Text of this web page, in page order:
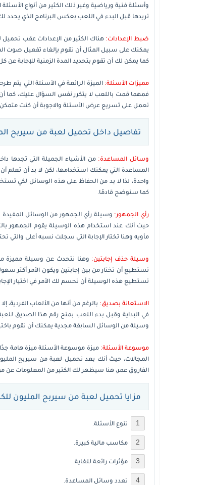
وأسئلة فنية ورياضية وغير ذلك الكثير من أنواع
تريدها قبل البدء في اللعب بعكس البرنامج الذي يحدد
ضبط الإعدادات: هناك الكثير من الإعدادات عقب
يمكنك على سبيل المثال أن تقوم بإلغاء تفعيل صوت
كما يمكن لك أن تقوم بتحديد المدة الزمنية للإجابة
مميزات الأسئلة: الميزة الرائعة في الأسئلة التي يتم
فمهما قمت باللعب لا يتكرر نفس السؤال عليك، كما
تعمل على تسريع عرض الأسئلة والاجوبة أن كنت
تفاصيل داخل تحميل لعبة من سيربح
وسائل المساعدة:
المساعدة التي يمكنك استخدامها، لكن لا بد أن
واحدة، لذا لا بد من الحفاظ على هذه الوسائل لكي
كما سنوضح قادمًا.
رأي الجمهور: وسيلة رأي الجمهور من الوسائل
حيث أنك عند استخدام هذه الوسيلة يقوم الجمهور
مأويه وهنا تختار الإجابة التي سجلت نسبه أعلى والتي
وسيلة حذف إجابتين: وهنا نتحدث عن وسيلة مميزة
تستطيع أن تختار من بين إجابتين ويكون الأمر أكثر
تستطيع هذه الوسيلة أن تحسم لك الأمر في اختيار
الاستعانة بصديق: بالرغم من أنها من الألعاب
في البداية وقبل بدء اللعب بمنح رقم هذا الصديق
وسيلة من الوسائل السابقة مجدية يمكنك أن تقوم
موسوعة الأسئلة: ميزة موسوعة الأسئلة ميزة هامة
المجالات، حيث أنك بعد تحميل لعبة من سيربح
الفاروق عمر، هنا سيظهر لك الكثير من المعلومات عن
مزايا تحميل لعبة من سيربح المليون
تنوع الأسئلة.
مكاسب مالية كبيرة.
مؤثرات رائعة للغاية.
تعدد وسائل المساعدة.